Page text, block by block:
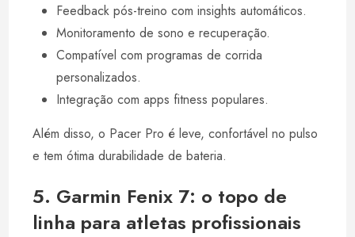
Feedback pós-treino com insights automáticos.
Monitoramento de sono e recuperação.
Compatível com programas de corrida
personalizados.
Integração com apps fitness populares.
Além disso, o Pacer Pro é leve, confortável no pulso
e tem ótima durabilidade de bateria.
5. Garmin Fenix 7: o topo de
linha para atletas profissionais